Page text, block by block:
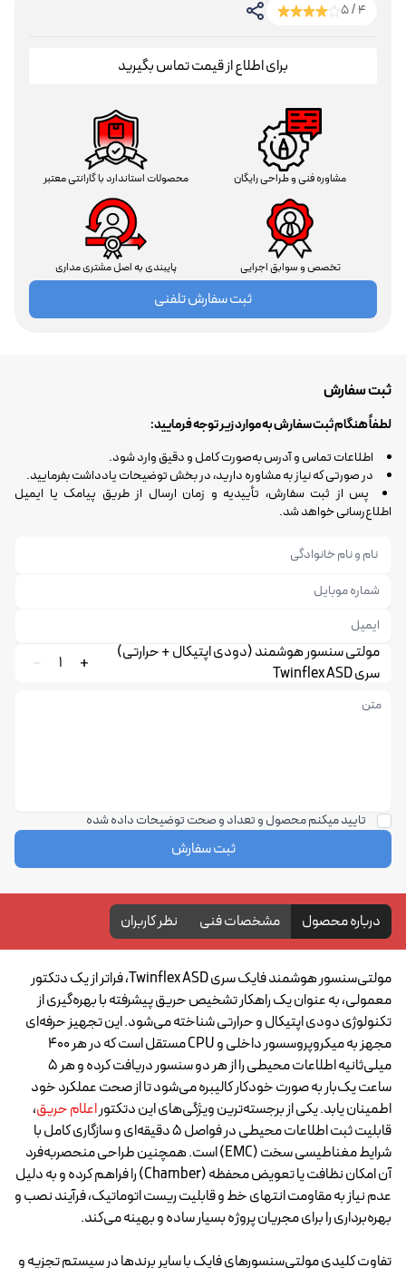
4 / 5
برای اطلاع از قیمت تماس بگیرید
مشاوره فنی و طراحی رایگان محصولات استاندارد با گارانتی معتبر
تخصص و سوابق اجرایی پایبندی به اصل مشتری مداری
ثبت سفارش تلفنی
ثبت سفارش
لطفاً هنگام ثبت سفارش به موارد زیر توجه فرمایید:
اطلاعات تماس و آدرس به‌صورت کامل و دقیق وارد شود.
در صورتی که نیاز به مشاوره دارید، در بخش توضیحات یادداشت بفرمایید.
پس از ثبت سفارش، تأییدیه و زمان ارسال از طریق پیامک یا ایمیل
اطلاع‌رسانی خواهد شد.
مولتی سنسور هوشمند (دودی اپتیکال + حرارتی)
سری Twinflex ASD
1
تایید میکنم محصول و تعداد و صحت توضیحات داده شده
ثبت سفارش
درباره محصول مشخصات فنی نظر کاربران
مولتی‌سنسور هوشمند فایک سری Twinflex ASD، فراتر از یک دتکتور
معمولی، به عنوان یک راهکار تشخیص حریق پیشرفته با بهره‌گیری از
تکنولوژی دودی اپتیکال و حرارتی شناخته می‌شود. این تجهیز حرفه‌ای
مجهز به میکروپروسسور داخلی و CPU مستقل است که در هر ۴۰۰
میلی‌ثانیه اطلاعات محیطی را از هر دو سنسور دریافت کرده و هر ۵
ساعت یک‌بار به صورت خودکار کالیبره می‌شود تا از صحت عملکرد خود
اطمینان یابد. یکی از برجسته‌ترین ویژگی‌های این دتکتوراعلام حریق،
قابلیت ثبت اطلاعات محیطی در فواصل ۵ دقیقه‌ای و سازگاری کامل با
شرایط مغناطیسی سخت (EMC) است. همچنین طراحی منحصر‌به‌فرد
آن امکان نظافت یا تعویض محفظه (Chamber) را فراهم کرده و به دلیل
عدم نیاز به مقاومت انتهای خط و قابلیت ریست اتوماتیک، فرآیند نصب و
بهره‌برداری را برای مجریان پروژه بسیار ساده و بهینه می‌کند.
تفاوت کلیدی مولتی‌سنسورهای فایک با سایر برندها در سیستم تجزیه و